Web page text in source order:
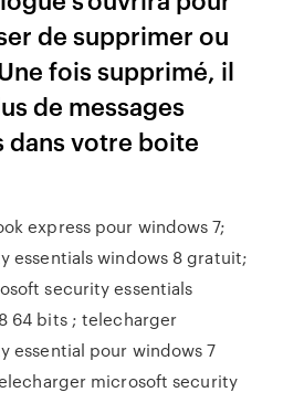
de supprimer ou
fois supprimé, il
de messages
dans votre boite
express pour windows 7;
essentials windows 8 gratuit;
security essentials
64 bits ; telecharger
essential pour windows 7
microsoft security